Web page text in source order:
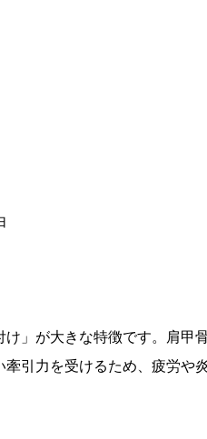
」が大きな特徴です。肩甲
引力を受けるため、疲労や